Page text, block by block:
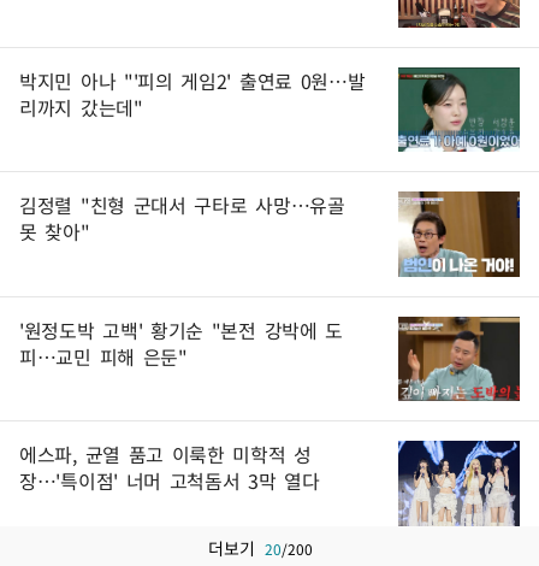
박지민 아나 "'피의 게임2' 출연료 0원…발
리까지 갔는데"
김정렬 "친형 군대서 구타로 사망…유골
못 찾아"
'원정도박 고백' 황기순 "본전 강박에 도
피…교민 피해 은둔"
에스파, 균열 품고 이룩한 미학적 성
장…'특이점' 너머 고척돔서 3막 열다
더보기 20/200